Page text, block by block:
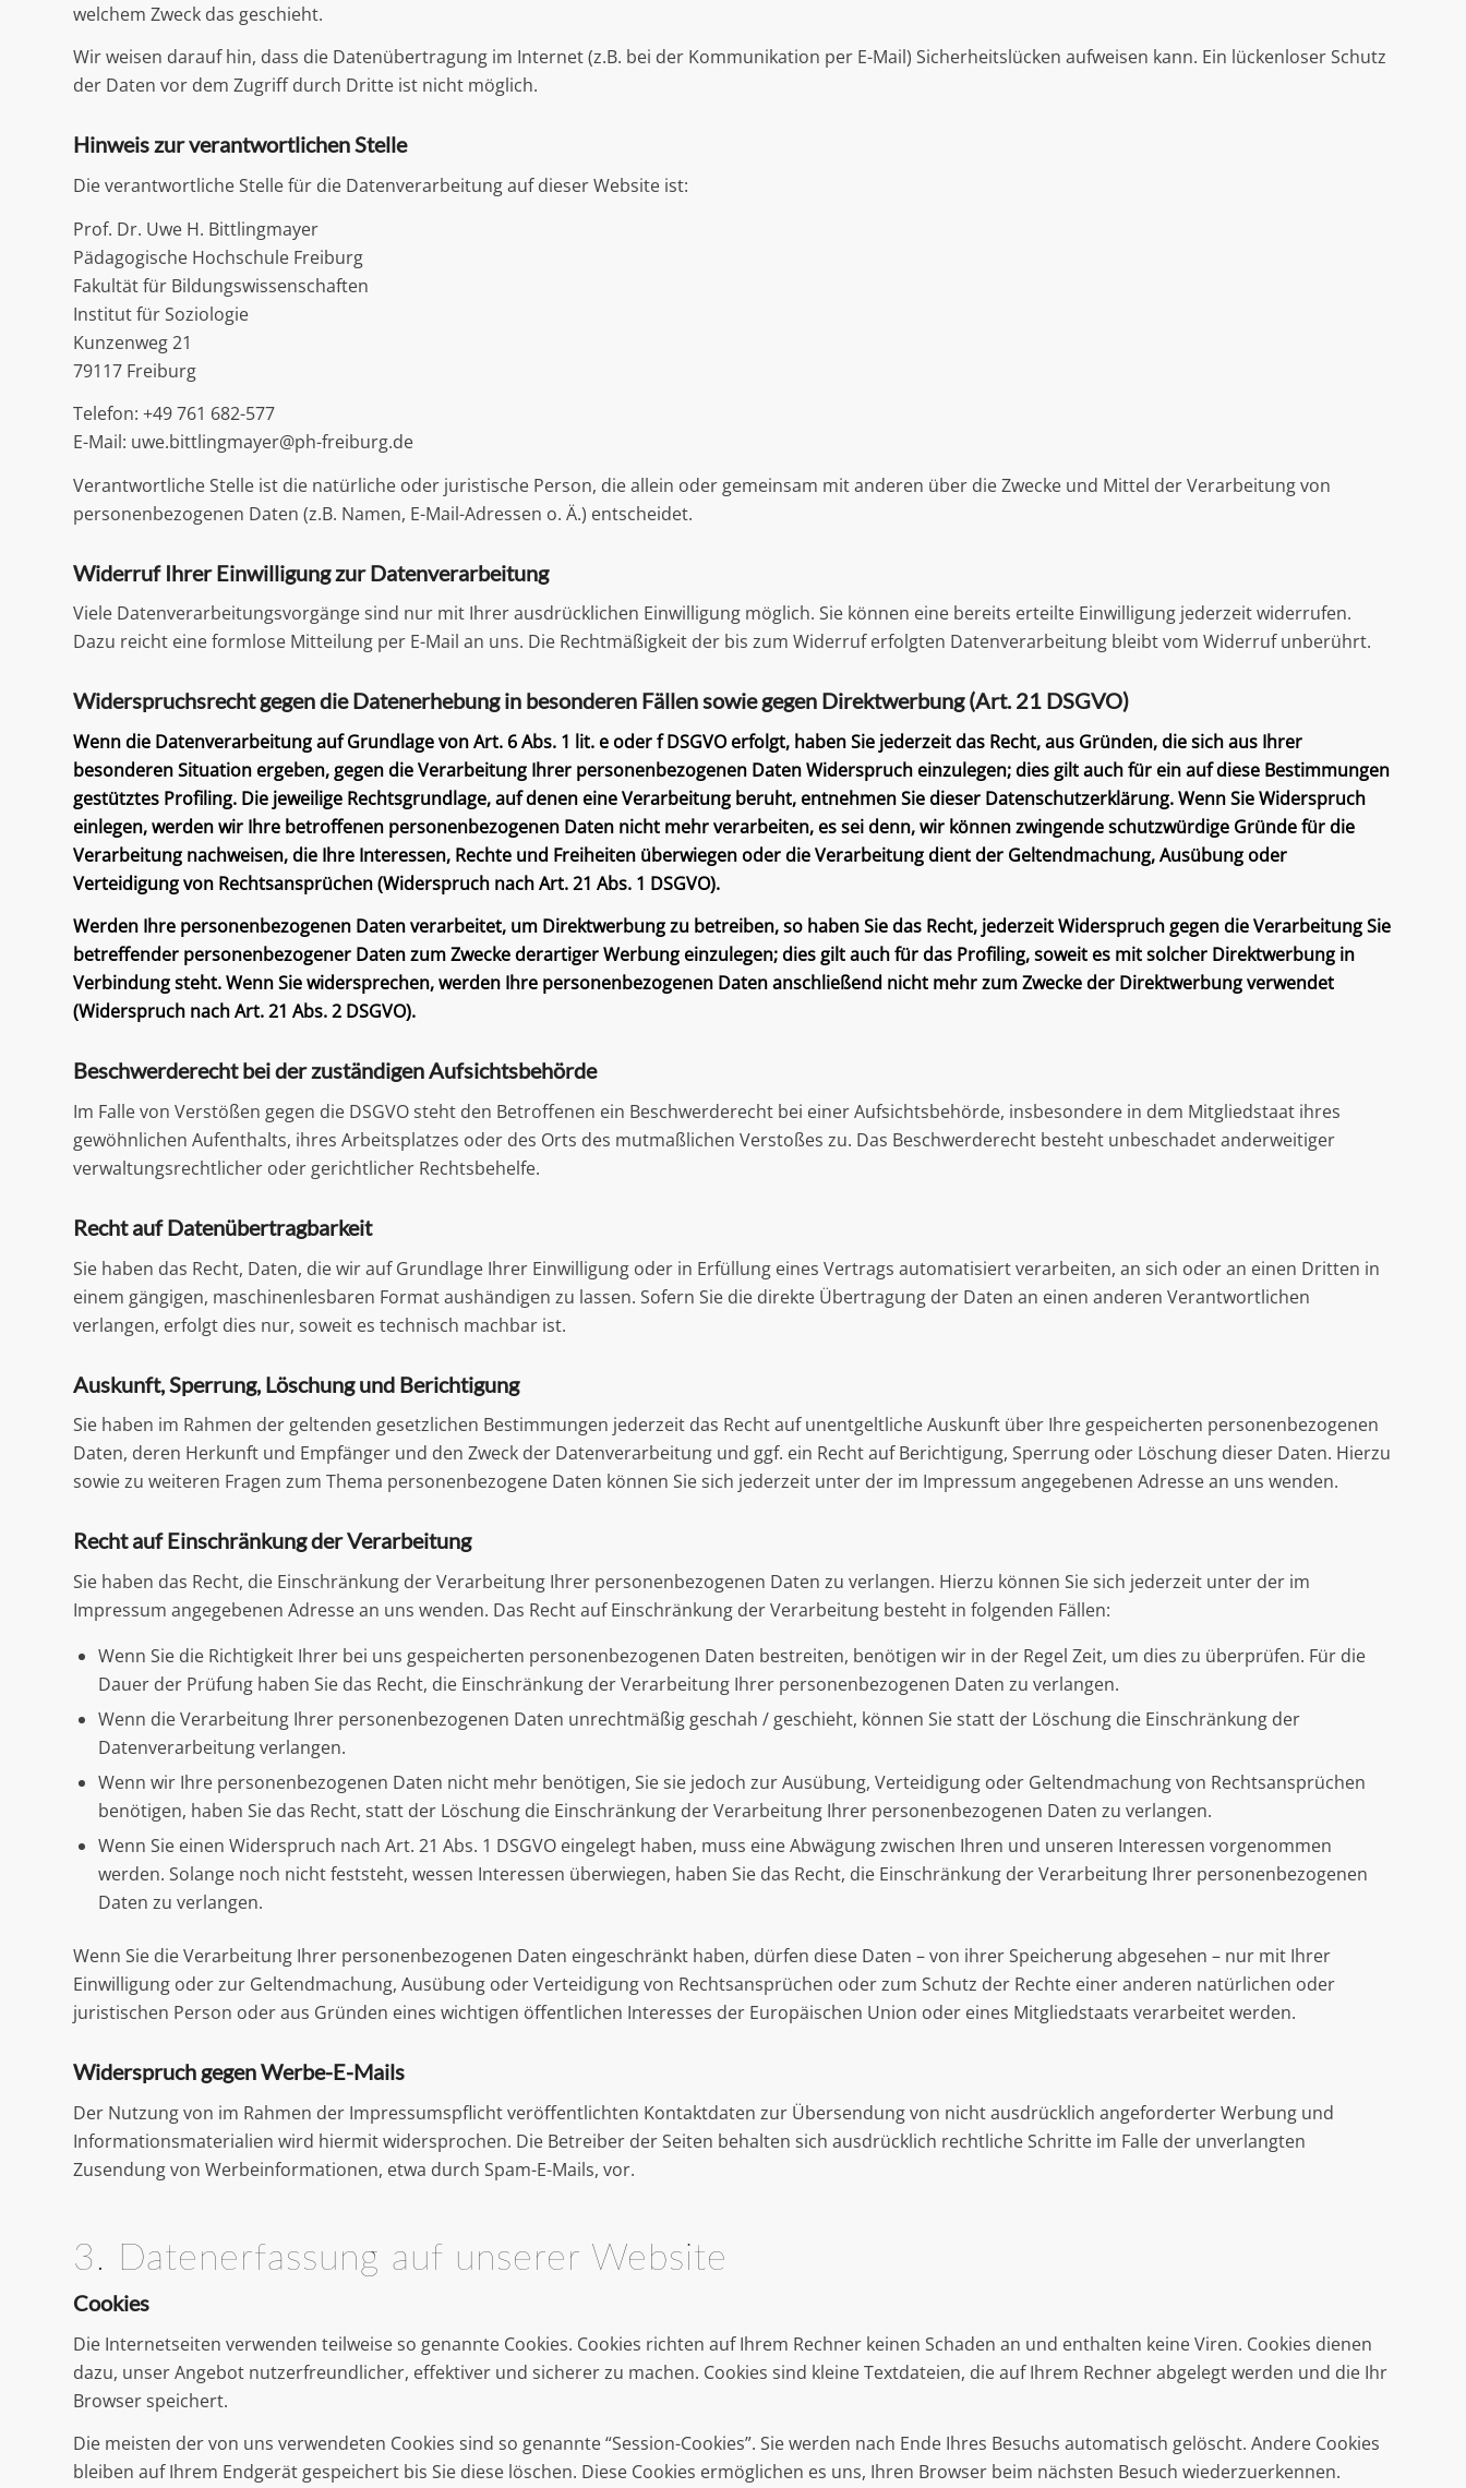
welchem Zweck das geschieht.
Wir weisen darauf hin, dass die Datenübertragung im Internet (z.B. bei der Kommunikation per E-Mail) Sicherheitslücken aufweisen kann. Ein lückenloser Schutz
der Daten vor dem Zugriff durch Dritte ist nicht möglich.
Hinweis zur verantwortlichen Stelle
Die verantwortliche Stelle für die Datenverarbeitung auf dieser Website ist:
Prof. Dr. Uwe H. Bittlingmayer
Pädagogische Hochschule Freiburg
Fakultät für Bildungswissenschaften
Institut für Soziologie
Kunzenweg 21
79117 Freiburg
Telefon: +49 761 682-577
E-Mail: uwe.bittlingmayer@ph-freiburg.de
Verantwortliche Stelle ist die natürliche oder juristische Person, die allein oder gemeinsam mit anderen über die Zwecke und Mittel der Verarbeitung von
personenbezogenen Daten (z.B. Namen, E-Mail-Adressen o. Ä.) entscheidet.
Widerruf Ihrer Einwilligung zur Datenverarbeitung
Viele Datenverarbeitungsvorgänge sind nur mit Ihrer ausdrücklichen Einwilligung möglich. Sie können eine bereits erteilte Einwilligung jederzeit widerrufen.
Dazu reicht eine formlose Mitteilung per E-Mail an uns. Die Rechtmäßigkeit der bis zum Widerruf erfolgten Datenverarbeitung bleibt vom Widerruf unberührt.
Widerspruchsrecht gegen die Datenerhebung in besonderen Fällen sowie gegen Direktwerbung (Art. 21 DSGVO)
Wenn die Datenverarbeitung auf Grundlage von Art. 6 Abs. 1 lit. e oder f DSGVO erfolgt, haben Sie jederzeit das Recht, aus Gründen, die sich aus Ihrer
besonderen Situation ergeben, gegen die Verarbeitung Ihrer personenbezogenen Daten Widerspruch einzulegen; dies gilt auch für ein auf diese Bestimmungen
gestütztes Profiling. Die jeweilige Rechtsgrundlage, auf denen eine Verarbeitung beruht, entnehmen Sie dieser Datenschutzerklärung. Wenn Sie Widerspruch
einlegen, werden wir Ihre betroffenen personenbezogenen Daten nicht mehr verarbeiten, es sei denn, wir können zwingende schutzwürdige Gründe für die
Verarbeitung nachweisen, die Ihre Interessen, Rechte und Freiheiten überwiegen oder die Verarbeitung dient der Geltendmachung, Ausübung oder
Verteidigung von Rechtsansprüchen (Widerspruch nach Art. 21 Abs. 1 DSGVO).
Werden Ihre personenbezogenen Daten verarbeitet, um Direktwerbung zu betreiben, so haben Sie das Recht, jederzeit Widerspruch gegen die Verarbeitung Sie
betreffender personenbezogener Daten zum Zwecke derartiger Werbung einzulegen; dies gilt auch für das Profiling, soweit es mit solcher Direktwerbung in
Verbindung steht. Wenn Sie widersprechen, werden Ihre personenbezogenen Daten anschließend nicht mehr zum Zwecke der Direktwerbung verwendet
(Widerspruch nach Art. 21 Abs. 2 DSGVO).
Beschwerderecht bei der zuständigen Aufsichtsbehörde
Im Falle von Verstößen gegen die DSGVO steht den Betroffenen ein Beschwerderecht bei einer Aufsichtsbehörde, insbesondere in dem Mitgliedstaat ihres
gewöhnlichen Aufenthalts, ihres Arbeitsplatzes oder des Orts des mutmaßlichen Verstoßes zu. Das Beschwerderecht besteht unbeschadet anderweitiger
verwaltungsrechtlicher oder gerichtlicher Rechtsbehelfe.
Recht auf Datenübertragbarkeit
Sie haben das Recht, Daten, die wir auf Grundlage Ihrer Einwilligung oder in Erfüllung eines Vertrags automatisiert verarbeiten, an sich oder an einen Dritten in
einem gängigen, maschinenlesbaren Format aushändigen zu lassen. Sofern Sie die direkte Übertragung der Daten an einen anderen Verantwortlichen
verlangen, erfolgt dies nur, soweit es technisch machbar ist.
Auskunft, Sperrung, Löschung und Berichtigung
Sie haben im Rahmen der geltenden gesetzlichen Bestimmungen jederzeit das Recht auf unentgeltliche Auskunft über Ihre gespeicherten personenbezogenen
Daten, deren Herkunft und Empfänger und den Zweck der Datenverarbeitung und ggf. ein Recht auf Berichtigung, Sperrung oder Löschung dieser Daten. Hierzu
sowie zu weiteren Fragen zum Thema personenbezogene Daten können Sie sich jederzeit unter der im Impressum angegebenen Adresse an uns wenden.
Recht auf Einschränkung der Verarbeitung
Sie haben das Recht, die Einschränkung der Verarbeitung Ihrer personenbezogenen Daten zu verlangen. Hierzu können Sie sich jederzeit unter der im
Impressum angegebenen Adresse an uns wenden. Das Recht auf Einschränkung der Verarbeitung besteht in folgenden Fällen:
Wenn Sie die Richtigkeit Ihrer bei uns gespeicherten personenbezogenen Daten bestreiten, benötigen wir in der Regel Zeit, um dies zu überprüfen. Für die
Dauer der Prüfung haben Sie das Recht, die Einschränkung der Verarbeitung Ihrer personenbezogenen Daten zu verlangen.
Wenn die Verarbeitung Ihrer personenbezogenen Daten unrechtmäßig geschah / geschieht, können Sie statt der Löschung die Einschränkung der
Datenverarbeitung verlangen.
Wenn wir Ihre personenbezogenen Daten nicht mehr benötigen, Sie sie jedoch zur Ausübung, Verteidigung oder Geltendmachung von Rechtsansprüchen
benötigen, haben Sie das Recht, statt der Löschung die Einschränkung der Verarbeitung Ihrer personenbezogenen Daten zu verlangen.
Wenn Sie einen Widerspruch nach Art. 21 Abs. 1 DSGVO eingelegt haben, muss eine Abwägung zwischen Ihren und unseren Interessen vorgenommen
werden. Solange noch nicht feststeht, wessen Interessen überwiegen, haben Sie das Recht, die Einschränkung der Verarbeitung Ihrer personenbezogenen
Daten zu verlangen.
Wenn Sie die Verarbeitung Ihrer personenbezogenen Daten eingeschränkt haben, dürfen diese Daten – von ihrer Speicherung abgesehen – nur mit Ihrer
Einwilligung oder zur Geltendmachung, Ausübung oder Verteidigung von Rechtsansprüchen oder zum Schutz der Rechte einer anderen natürlichen oder
juristischen Person oder aus Gründen eines wichtigen öffentlichen Interesses der Europäischen Union oder eines Mitgliedstaats verarbeitet werden.
Widerspruch gegen Werbe-E-Mails
Der Nutzung von im Rahmen der Impressumspflicht veröffentlichten Kontaktdaten zur Übersendung von nicht ausdrücklich angeforderter Werbung und
Informationsmaterialien wird hiermit widersprochen. Die Betreiber der Seiten behalten sich ausdrücklich rechtliche Schritte im Falle der unverlangten
Zusendung von Werbeinformationen, etwa durch Spam-E-Mails, vor.
3. Datenerfassung auf unserer Website
Cookies
Die Internetseiten verwenden teilweise so genannte Cookies. Cookies richten auf Ihrem Rechner keinen Schaden an und enthalten keine Viren. Cookies dienen
dazu, unser Angebot nutzerfreundlicher, effektiver und sicherer zu machen. Cookies sind kleine Textdateien, die auf Ihrem Rechner abgelegt werden und die Ihr
Browser speichert.
Die meisten der von uns verwendeten Cookies sind so genannte “Session-Cookies”. Sie werden nach Ende Ihres Besuchs automatisch gelöscht. Andere Cookies
bleiben auf Ihrem Endgerät gespeichert bis Sie diese löschen. Diese Cookies ermöglichen es uns, Ihren Browser beim nächsten Besuch wiederzuerkennen.